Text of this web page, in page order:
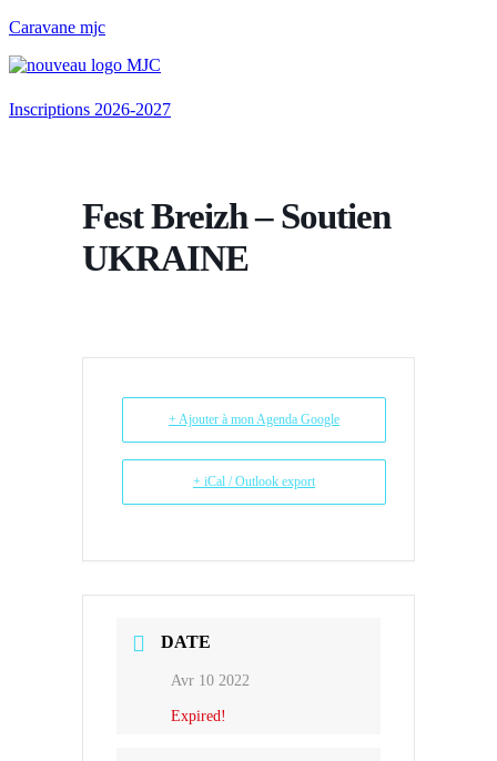
Caravane mjc
Inscriptions 2026-2027
Fest Breizh – Soutien
UKRAINE
+ Ajouter à mon Agenda Google
+ iCal / Outlook export
DATE
Avr 10 2022
Expired!